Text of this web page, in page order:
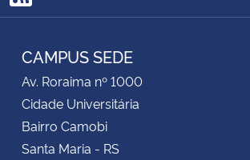
RSS
CAMPUS SEDE
Av. Roraima nº 1000
Cidade Universitária
Bairro Camobi
Santa Maria - RS